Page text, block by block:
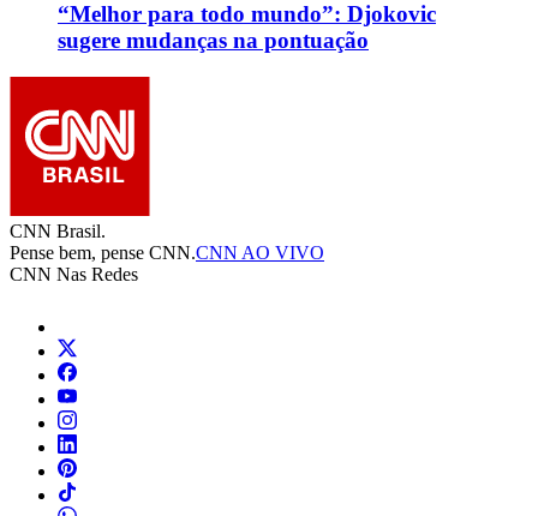
“Melhor para todo mundo”: Djokovic
sugere mudanças na pontuação
CNN Brasil.
Pense bem, pense CNN.CNN AO VIVO
CNN Nas Redes